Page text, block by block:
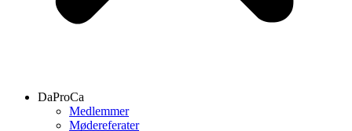
DaProCa
Medlemmer
Mødereferater